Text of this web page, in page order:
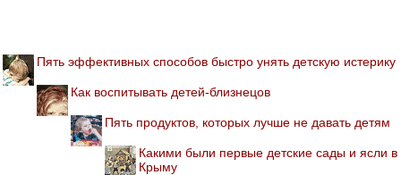
Пять эффективных способов быстро унять детскую истерику
Как воспитывать детей-близнецов
Пять продуктов, которых лучше не давать детям
Какими были первые детские сады и ясли в
Крыму